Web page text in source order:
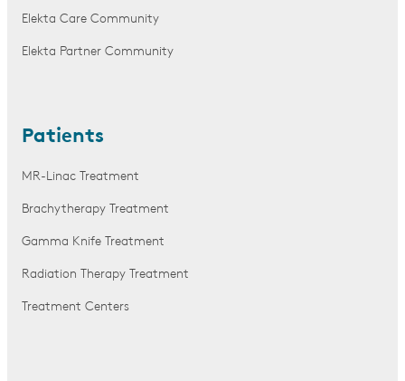
Elekta Care Community
Elekta Partner Community
Patients
MR-Linac Treatment
Brachytherapy Treatment
Gamma Knife Treatment
Radiation Therapy Treatment
Treatment Centers